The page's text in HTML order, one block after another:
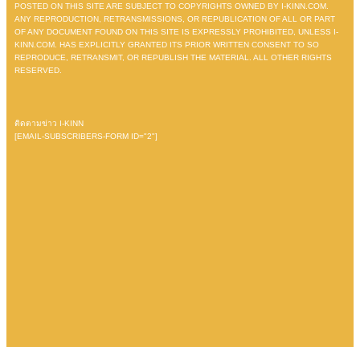
POSTED ON THIS SITE ARE SUBJECT TO COPYRIGHTS OWNED BY I-KINN.COM.
ANY REPRODUCTION, RETRANSMISSIONS, OR REPUBLICATION OF ALL OR PART
OF ANY DOCUMENT FOUND ON THIS SITE IS EXPRESSLY PROHIBITED, UNLESS I-
KINN.COM. HAS EXPLICITLY GRANTED ITS PRIOR WRITTEN CONSENT TO SO
REPRODUCE, RETRANSMIT, OR REPUBLISH THE MATERIAL. ALL OTHER RIGHTS
RESERVED.
ติดตามข่าว I-KINN
[EMAIL-SUBSCRIBERS-FORM ID="2"]